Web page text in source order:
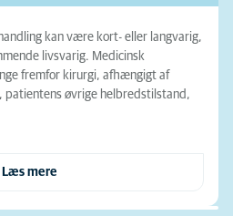
kan være kort- eller langvarig,
livsvarig. Medicinsk
fremfor kirurgi, afhængigt af
patientens øvrige helbredstilstand,
Læs mere